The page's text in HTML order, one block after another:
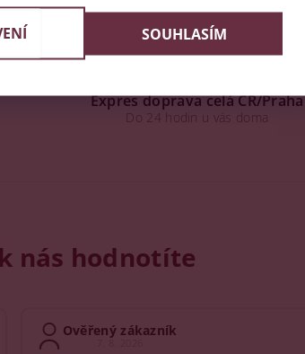
Expres doprava celá ČR/Praha
Do 24 hodin u vás doma
nás hodnotíte
Ověřený zákazník
SOUHLASÍM